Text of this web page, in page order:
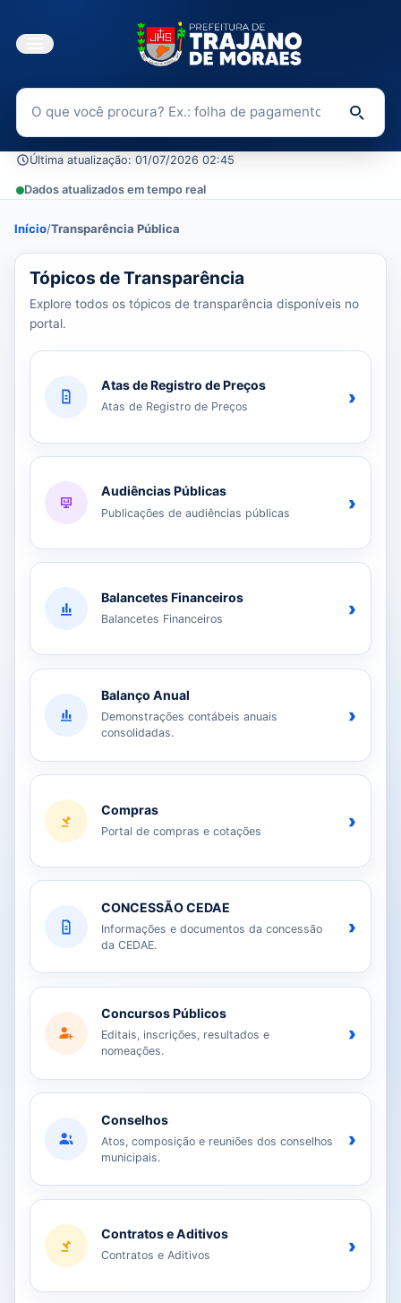
Buscar no Portal da Transparência
Última atualização: 01/07/2026 02:45
Dados atualizados em tempo real
Início/Transparência Pública
39 tópicos carregados do banco de dados.
Tópicos de Transparência
Explore todos os tópicos de transparência disponíveis no
portal.
Atas de Registro de Preços
Atas de Registro de Preços ›
Audiências Públicas
Publicações de audiências públicas ›
Balancetes Financeiros
Balancetes Financeiros ›
Balanço Anual
Demonstrações contábeis anuais
consolidadas.
›
Compras
Portal de compras e cotações ›
CONCESSÃO CEDAE
Informações e documentos da concessão
da CEDAE.
›
Concursos Públicos
Editais, inscrições, resultados e
nomeações.
›
Conselhos
Atos, composição e reuniões dos conselhos
municipais.
›
Contratos e Aditivos
Contratos e Aditivos ›